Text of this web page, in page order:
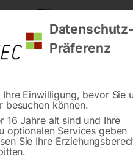
Sandstrahlgeräte
Datenschutz-
Präferenz
Einwilligung, bevor Sie
besuchen können.
16 Jahre alt sind und Ihre
optionalen Services geben
Sie Ihre